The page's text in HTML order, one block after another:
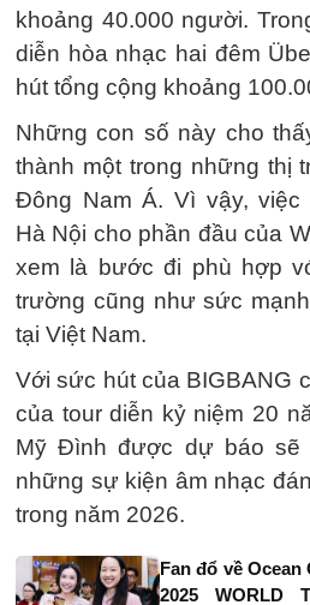
khoảng 40.000 người.
diễn hòa nhạc hai đêm
hút tổng cộng khoảng
Những con số này cho
thành một trong những thị
Đông Nam Á. Vì vậy, việc
Hà Nội cho phần đầu của
xem là bước đi phù hợp
trường cũng như sức
tại Việt Nam.
Với sức hút của BIGBANG
của tour diễn kỷ niệm 20
Mỹ Đình được dự báo sẽ
những sự kiện âm nhạc
trong năm 2026.
Fan đổ về
2025 WORLD